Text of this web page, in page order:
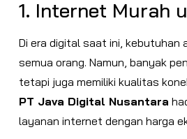
1. Internet Murah
Di era digital saat ini,
semua orang. Namun, banyak
tetapi juga memiliki kualitas
PT Java Digital Nusantara
layanan internet dengan harga